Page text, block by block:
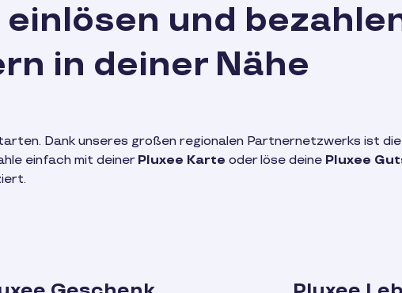
und
in deiner Nähe
Dank unseres großen regionalen Partnernetzwerks ist
einfach mit deiner Pluxee Karte oder löse deine Pluxee